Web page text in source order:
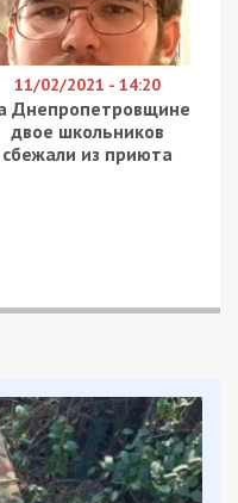
11/02/2021 - 14:20
Днепропетровщине
двое школьников
сбежали из приюта